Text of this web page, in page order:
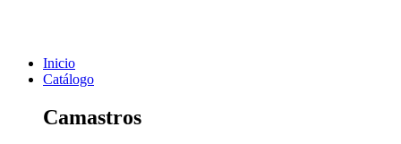
Inicio
Catálogo
Camastros